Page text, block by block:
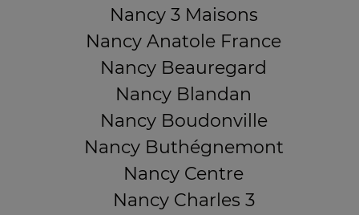
Nancy 3 Maisons
Nancy Anatole France
Nancy Beauregard
Nancy Blandan
Nancy Boudonville
Nancy Buthégnemont
Nancy Centre
Nancy Charles 3